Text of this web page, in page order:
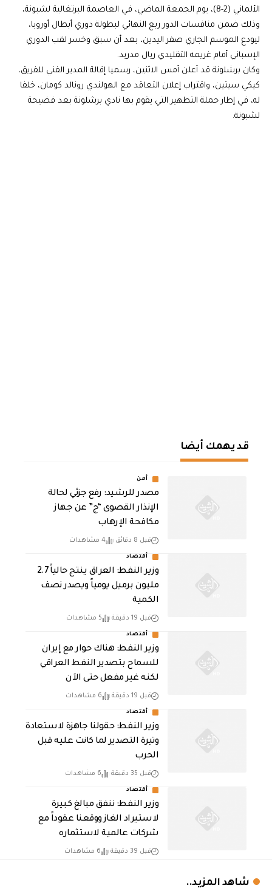
الألماني (2-8)، يوم الجمعة الماضي، في العاصمة البرتغالية لشبونة،
وذلك ضمن منافسات الدور ربع النهائي لبطولة دوري أبطال أوروبا،
ليودع الموسم الجاري صفر اليدين، بعد أن سبق وخسر لقب الدوري
الإسباني أمام غريمه التقليدي ريال مدريد.
وكان برشلونة قد أعلن أمس الاثنين، رسميا إقالة المدير الفني للفريق،
كيكي سيتين، واقتراب إعلان التعاقد مع الهولندي رونالد كومان، خلفا
له، في إطار حملة التطهير التي يقوم بها نادي برشلونة بعد فضيحة
لشبونة.
قد يهمك أيضا
أمن
مصدر للرشيد: رفع جزئي لحالة
الإنذار القصوى “ج” عن جهاز
مكافحة الإرهاب
قبل 8 دقائق 4 مشاهدات
أقتصاد
وزير النفط: العراق ينتج حالياً 2.7
مليون برميل يومياً ويصدر نصف
الكمية
قبل 19 دقيقة 5 مشاهدات
أقتصاد
وزير النفط: هناك حوار مع إيران
للسماح بتصدير النفط العراقي
لكنه غير مفعل حتى الآن
قبل 19 دقيقة 6 مشاهدات
أقتصاد
وزير النفط: حقولنا جاهزة لاستعادة
وتيرة التصدير لما كانت عليه قبل
الحرب
قبل 35 دقيقة 6 مشاهدات
أقتصاد
وزير النفط: ننفق مبالغ كبيرة
لاستيراد الغاز ووقعنا عقوداً مع
شركات عالمية لاستثماره
قبل 39 دقيقة 6 مشاهدات
شاهد المزيد..